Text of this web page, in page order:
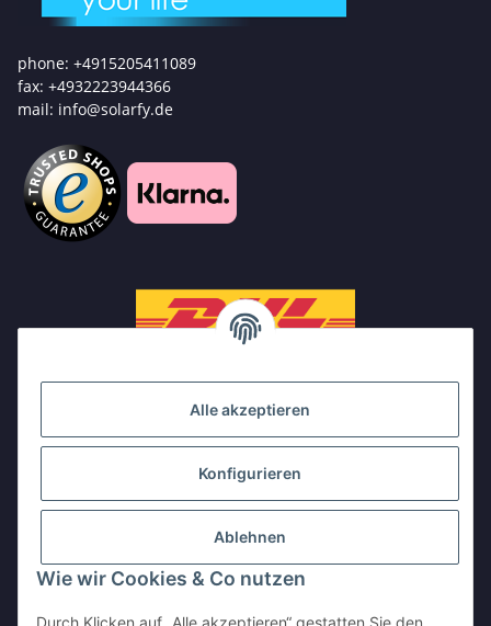
Alle akzeptieren
Konfigurieren
Ablehnen
Wie wir Cookies & Co nutzen
Durch Klicken auf „Alle akzeptieren“ gestatten Sie den
phone: +4915205411089
fax: +4932223944366
mail: info@solarfy.de